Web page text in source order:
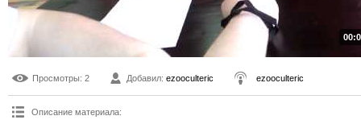
Просмотры: 2 Добавил: ezooculteric ezooculteric
Описание материала: